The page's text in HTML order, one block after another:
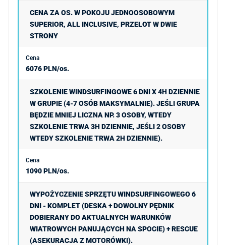
CENA ZA OS. W POKOJU JEDNOOSOBOWYM
SUPERIOR, ALL INCLUSIVE, PRZELOT W DWIE
STRONY
6076 PLN/os.
SZKOLENIE WINDSURFINGOWE 6 DNI X 4H DZIENNIE
W GRUPIE (4-7 OSÓB MAKSYMALNIE). JEŚLI GRUPA
BĘDZIE MNIEJ LICZNA NP. 3 OSOBY, WTEDY
SZKOLENIE TRWA 3H DZIENNIE, JEŚLI 2 OSOBY
WTEDY SZKOLENIE TRWA 2H DZIENNIE).
1090 PLN/os.
WYPOŻYCZENIE SPRZĘTU WINDSURFINGOWEGO 6
DNI - KOMPLET (DESKA + DOWOLNY PĘDNIK
DOBIERANY DO AKTUALNYCH WARUNKÓW
WIATROWYCH PANUJĄCYCH NA SPOCIE) + RESCUE
(ASEKURACJA Z MOTORÓWKI).